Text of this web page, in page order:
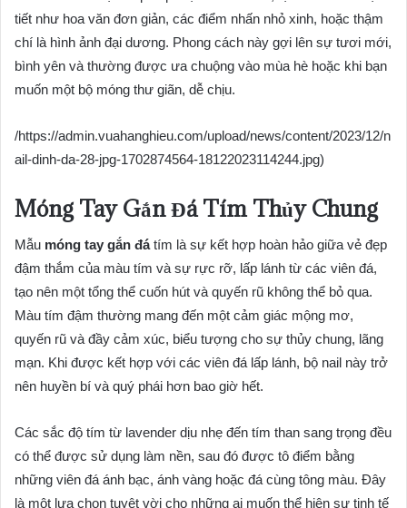
tiết như hoa văn đơn giản, các điểm nhấn nhỏ xinh, hoặc thậm
chí là hình ảnh đại dương. Phong cách này gợi lên sự tươi mới,
bình yên và thường được ưa chuộng vào mùa hè hoặc khi bạn
muốn một bộ móng thư giãn, dễ chịu.
/https://admin.vuahanghieu.com/upload/news/content/2023/12/n
ail-dinh-da-28-jpg-1702874564-18122023114244.jpg)
Móng Tay Gắn Đá Tím Thủy Chung
Mẫu móng tay gắn đátím là sự kết hợp hoàn hảo giữa vẻ đẹp
đậm thắm của màu tím và sự rực rỡ, lấp lánh từ các viên đá,
tạo nên một tổng thể cuốn hút và quyến rũ không thể bỏ qua.
Màu tím đậm thường mang đến một cảm giác mộng mơ,
quyến rũ và đầy cảm xúc, biểu tượng cho sự thủy chung, lãng
mạn. Khi được kết hợp với các viên đá lấp lánh, bộ nail này trở
nên huyền bí và quý phái hơn bao giờ hết.
Các sắc độ tím từ lavender dịu nhẹ đến tím than sang trọng đều
có thể được sử dụng làm nền, sau đó được tô điểm bằng
những viên đá ánh bạc, ánh vàng hoặc đá cùng tông màu. Đây
là một lựa chọn tuyệt vời cho những ai muốn thể hiện sự tinh tế